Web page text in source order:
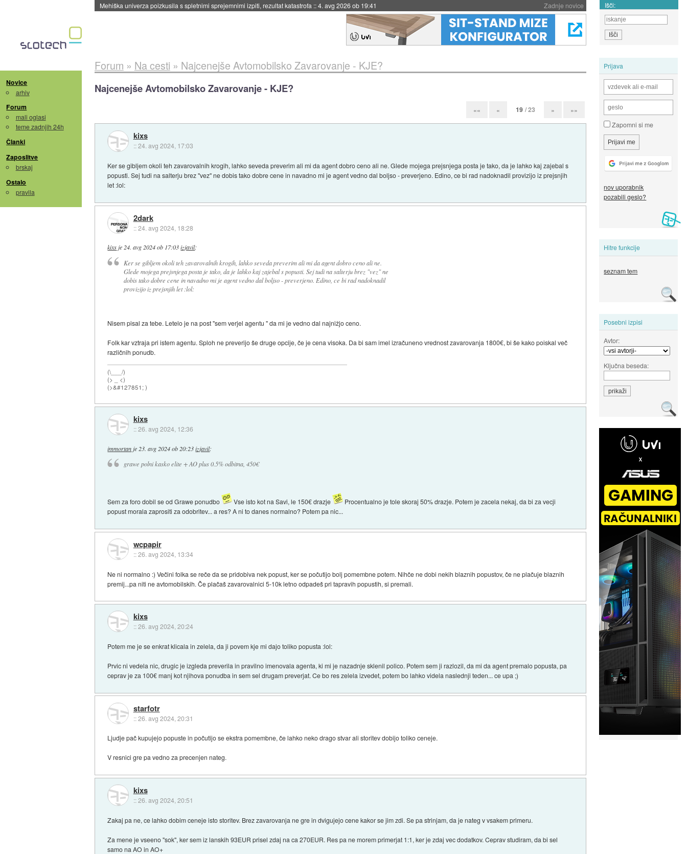
Zadnje novice
Evropska vesoljska agencija razvija svojo raketo za večkratno uporabo::4. avg 2026 ob 19:41 Išči:
Novice
arhiv
Forum
mali oglasi
teme zadnjih 24h
Članki
Zaposlitve
brskaj
Ostalo
pravila
Prijava
Zapomni si me
nov uporabnik
pozabili geslo?
Hitre funkcije
seznam tem
Posebni izpisi
Avtor:
Ključna beseda:
Forum » Na cesti » Najcenejše Avtomobilsko Zavarovanje - KJE?
Najcenejše Avtomobilsko Zavarovanje - KJE?
«« « 19 / 23 » »»
kixs
::24. avg 2024, 17:03
Ker se gibljem okoli teh zavarovalnih krogih, lahko seveda preverim ali mi da agent dobro ceno ali ne. Glede mojega prejsnjega posta je tako, da je lahko kaj zajebal s
popusti. Sej tudi na salterju brez "vez" ne dobis tako dobre cene in navadno mi je agent vedno dal boljso - preverjeno. Edino, ce bi rad nadoknadil provizijo iz prejsnjih
let :lol:
2dark
::24. avg 2024, 18:28
kixsje24. avg 2024 ob 17:03 izjavil:
Ker se gibljem okoli teh zavarovalnih krogih, lahko seveda preverim ali mi da agent dobro ceno ali ne.
Glede mojega prejsnjega posta je tako, da je lahko kaj zajebal s popusti. Sej tudi na salterju brez "vez" ne
dobis tako dobre cene in navadno mi je agent vedno dal boljso - preverjeno. Edino, ce bi rad nadoknadil
provizijo iz prejsnjih let :lol:
Nisem pisal za tebe. Letelo je na post "sem verjel agentu " da mi je vedno dal najnižjo ceno.
Folk kar vztraja pri istem agentu. Sploh ne preverijo še druge opcije, če je cena visoka. Da bi sam imel izračuneno vrednost zavarovanja 1800€, bi še kako poiskal več
različnih ponudb.
(\___/)
(> _ <)
(>&#127851; )
kixs
::26. avg 2024, 12:36
immortan je 23. avg 2024 ob 20:23 izjavil:
grawe polni kasko elite + AO plus 0.5% odbitna, 450€
Sem za foro dobil se od Grawe ponudbo Vse isto kot na Savi, le 150€ drazje
Procentualno je tole skoraj 50% drazje. Potem je zacela nekaj, da bi za vecji
popust morala zaprositi za odobritev... a res? A ni to danes normalno? Potem pa nic...
wcpapir
::26. avg 2024, 13:34
Ne ni normalno :) Večini folka se reče da se pridobiva nek popust, ker se počutijo bolj pomembne potem. Nihče ne dobi nekih blaznih popustov, če ne plačuje blaznih
premij...pa niti ne avtomobilskih. Če plačaš zavarovalnici 5-10k letno odpadeš pri tapravih popustih, si premali.
kixs
::26. avg 2024, 20:24
Potem me je se enkrat klicala in zelela, da ji povem kje mi dajo toliko popusta :lol:
Prvic ni vedela nic, drugic je izgleda preverila in pravilno imenovala agenta, ki mi je nazadnje sklenil polico. Potem sem ji razlozil, da mi da agent premalo popusta, pa
ceprav je za 100€ manj kot njihova ponudba in sem sel drugam preverjat. Ce bo res zelela izvedet, potem bo lahko videla naslednji teden... ce upa ;)
starfotr
::26. avg 2024, 20:31
Ljudje pač kupujejo popuste in počutijo se ekstra pomembne, če lahko neko drago stvar ali storitev dobijo toliko ceneje.
V resnici gre pa vedno za precenjen nateg.
kixs
::26. avg 2024, 20:51
Zakaj pa ne, ce lahko dobim ceneje isto storitev. Brez zavarovanja ne gre in dvigujejo cene kakor se jim zdi. Se pa strinjam, da je nateg v vsakem primeru.
Za mene je vseeno "sok", ker sem iz lanskih 93EUR prisel zdaj na ca 270EUR. Res pa ne morem primerjat 1:1, ker je zdaj vec dodatkov. Ceprav studiram, da bi sel
samo na AO in AO+